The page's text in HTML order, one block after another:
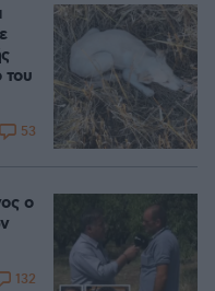
του
53
ο
132